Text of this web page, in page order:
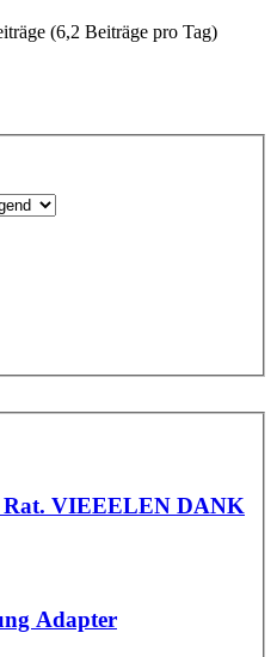
(6,2 Beiträge pro Tag)
Rat. VIEEELEN DANK
Adapter